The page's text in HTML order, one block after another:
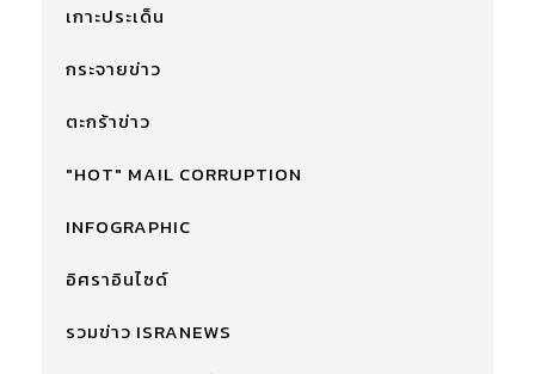
เกาะประเด็น
กระจายข่าว
ตะกร้าข่าว
"HOT" MAIL CORRUPTION
INFOGRAPHIC
อิศราอินไซด์
รวมข่าว ISRANEWS